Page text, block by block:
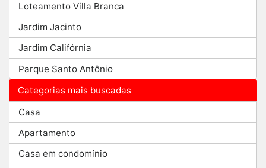
Loteamento Villa Branca
Jardim Jacinto
Jardim Califórnia
Parque Santo Antônio
Categorias mais buscadas
Casa
Apartamento
Casa em condomínio